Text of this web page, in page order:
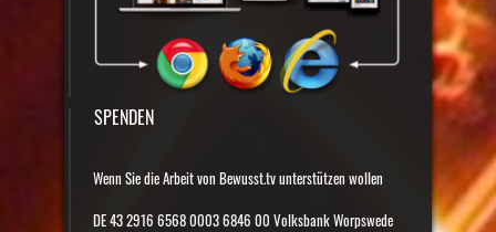
SPENDEN
Wenn Sie die Arbeit von Bewusst.tv unterstützen wollen
DE 43 2916 6568 0003 6846 00 Volksbank Worpswede